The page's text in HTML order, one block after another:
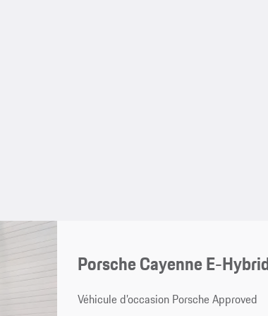
Porsche Cayenne E-
Véhicule d’occasion Porsche Approved